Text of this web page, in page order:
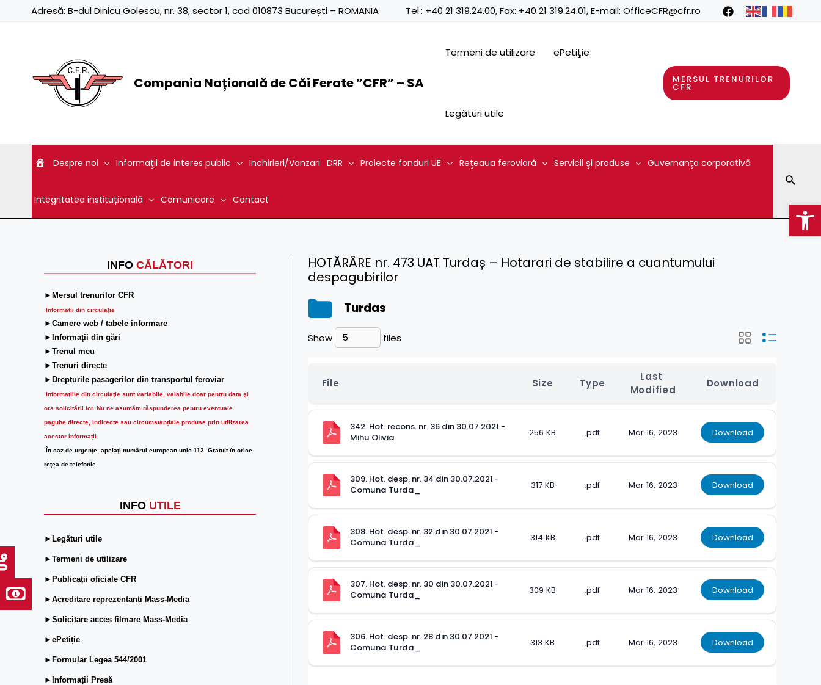
Adresă: B-dul Dinicu Golescu, nr. 38, sector 1, cod 010873 București – ROMANIA Tel.: +40 21 319.24.00, Fax: +40 21 319.24.01, E-mail: OfficeCFR@cfr.ro
Compania Națională de Căi Ferate ”CFR” – SA
Termeni de utilizare ePetiţie
Legături utile
MERSUL TRENURILOR
CFR
Despre noi Informaţii de interes public Inchirieri/Vanzari DRR Proiecte fonduri UE Reţeaua feroviară Servicii şi produse Guvernanţa corporativă
Integritatea instituțională Comunicare Contact
INFO CĂLĂTORI
►Mersul trenurilor CFR
Informatii din circulaţie
►Camere web / tabele informare
►Informaţii din gări
►Trenul meu
►Trenuri directe
►Drepturile pasagerilor din transportul feroviar
Informaţiile din circulaţie sunt variabile, valabile doar pentru data şi
ora solicitării lor. Nu ne asumăm răspunderea pentru eventuale
pagube directe, indirecte sau circumstanțiale produse prin utilizarea
acestor informații.
În caz de urgenţe, apelaţi numărul european unic 112. Gratuit în orice
reţea de telefonie.
INFO UTILE
►Legături utile
►Termeni de utilizare
►Publicații oficiale CFR
►Acreditare reprezentanți Mass-Media
►Solicitare acces filmare Mass-Media
►ePetiție
►Formular Legea 544/2001
►Informații Presă
HOTĂRÂRE nr. 473 UAT Turdaș – Hotarari de stabilire a cuantumului
despagubirilor
Turdas
Show files
File Size Type
Last
Modified
Download
342. Hot. recons. nr. 36 din 30.07.2021 -
Mihu Olivia
256 KB .pdf Mar 16, 2023 Download
309. Hot. desp. nr. 34 din 30.07.2021 -
Comuna Turda_
317 KB .pdf Mar 16, 2023 Download
308. Hot. desp. nr. 32 din 30.07.2021 -
Comuna Turda_
314 KB .pdf Mar 16, 2023 Download
307. Hot. desp. nr. 30 din 30.07.2021 -
Comuna Turda_
309 KB .pdf Mar 16, 2023 Download
306. Hot. desp. nr. 28 din 30.07.2021 -
Comuna Turda_
313 KB .pdf Mar 16, 2023 Download